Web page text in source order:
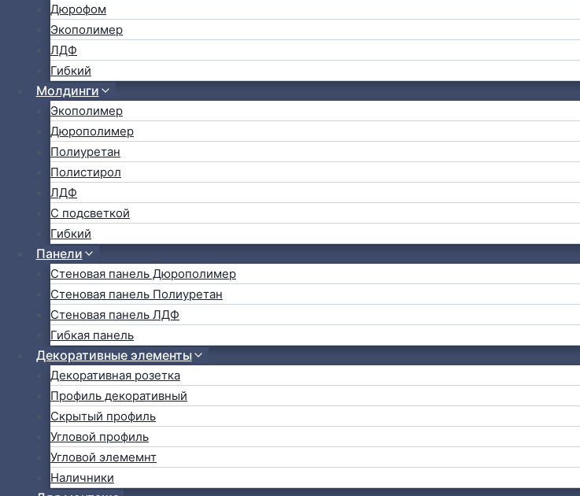
Дюрофом
Экополимер
ЛДФ
Гибкий
Молдинги
Экополимер
Дюрополимер
Полиуретан
Полистирол
ЛДФ
С подсветкой
Гибкий
Панели
Стеновая панель Дюрополимер
Стеновая панель Полиуретан
Стеновая панель ЛДФ
Гибкая панель
Декоративные элементы
Декоративная розетка
Профиль декоративный
Скрытый профиль
Угловой профиль
Угловой элемемнт
Наличники